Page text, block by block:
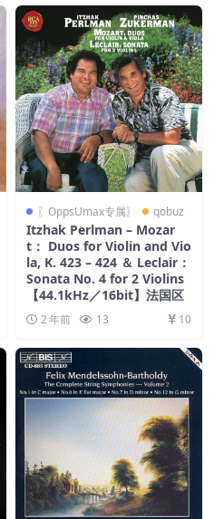
〖OppsUmax专属〗 qobuz
Itzhak Perlman – Mozar
t： Duos for Violin and Vio
la, K. 423 – 424 ＆ Leclair：
Sonata No. 4 for 2 Violins
【44.1kHz／16bit】法国区
2 年前 13 10